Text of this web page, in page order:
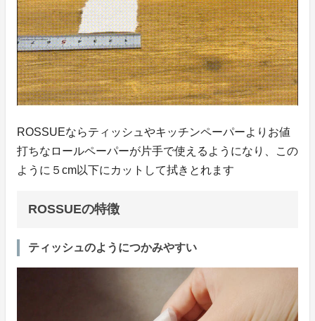
ROSSUEならティッシュやキッチンペーパーよりお値
打ちなロールペーパーが片手で使えるようになり、この
ように５cm以下にカットして拭きとれます
ROSSUEの特徴
ティッシュのようにつかみやすい